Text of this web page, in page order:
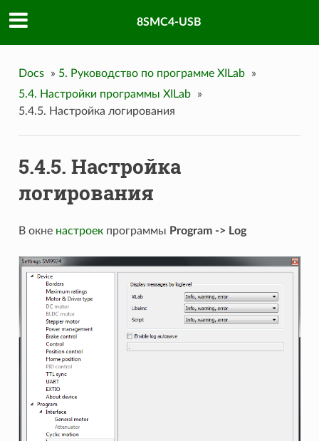
8SMC4-USB
Docs » 5. Руководство по программе XILab
»
5.4. Настройки программы XILab
»
5.4.5. Настройка логирования
5.4.5. Настройка
логирования
В окне настроекпрограммы Program -> Log